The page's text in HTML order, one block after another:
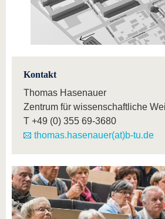
Kontakt
Thomas Hasenauer
Zentrum für wissenschaftliche
T +49 (0) 355 69-3680
thomas.hasenauer(at)b-tu.de